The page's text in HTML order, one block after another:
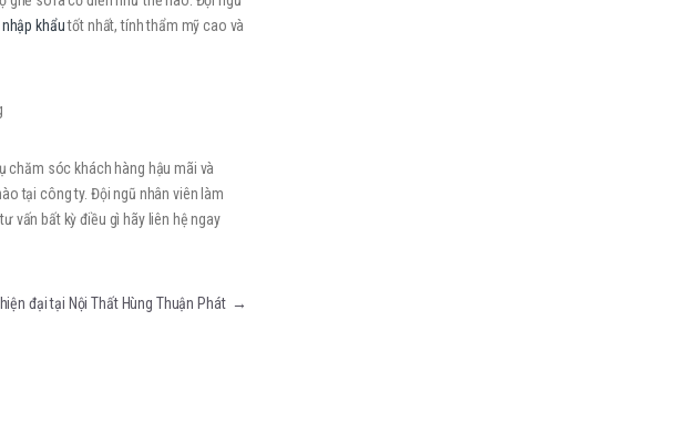
khẩu tốt nhất, tính thẩm mỹ cao và
chăm sóc khách hàng hậu mãi và
tại công ty. Đội ngũ nhân viên làm
vấn bất kỳ điều gì hãy liên hệ ngay
đại tại Nội Thất Hùng Thuận Phát →